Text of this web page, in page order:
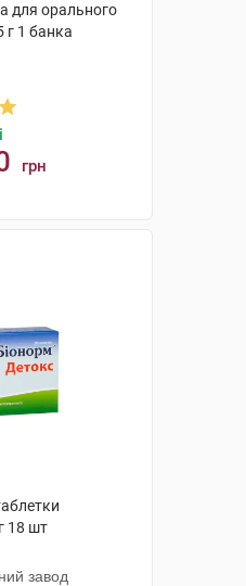
для орального
г 1 банка
грн
18 шт
завод